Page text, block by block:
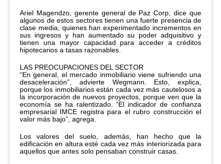
Ariel Magendzo, gerente general de Paz Corp, dice que
algunos de estos sectores tienen una fuerte presencia de
clase media, quienes han experimentado incrementos en
sus ingresos y han aumentado su poder adquisitivo y
tienen una mayor capacidad para acceder a créditos
hipotecarios a tasas razonables.
LAS PREOCUPACIONES DEL SECTOR
“En general, el mercado inmobiliario viene sufriendo una
desaceleración”, advierte Wegmann. Esto, explica,
porque los inmobiliarios están cada vez más cautelosos a
la incorporación de nuevos proyectos, porque ven que la
economía se ha ralentizado. “El indicador de confianza
empresarial IMCE registra para el rubro construcción el
valor más bajo”, agrega.
Los valores del suelo, además, han hecho que la
edificación en altura esté cada vez más interiorizada para
aquellos que antes solo pensaban construir casas.